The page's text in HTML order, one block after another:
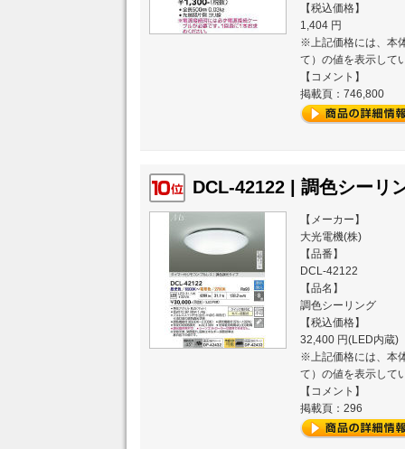
【税込価格】
1,404 円
※上記価格には、本
て）の値を表示して
【コメント】
掲載頁：746,800
DCL-42122 | 調色シーリ
【メーカー】
大光電機(株)
【品番】
DCL-42122
【品名】
調色シーリング
【税込価格】
32,400 円(LED内蔵)
※上記価格には、本
て）の値を表示して
【コメント】
掲載頁：296